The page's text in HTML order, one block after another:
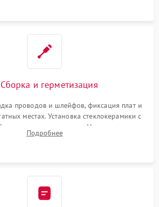
и герметизация
проводов и шлейфов, фиксация плат и
местах. Установка стеклокерамики с
равномерности зазоров. Нанесение
герметика или укладка уплотнительной
Подробнее